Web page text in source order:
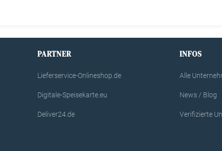
PARTNER
Lieferservice-Onlineshop.de
Digitale-Speisekarte.eu
Deliver24.de
INFOS
Alle
News / Blog
Verifizierte